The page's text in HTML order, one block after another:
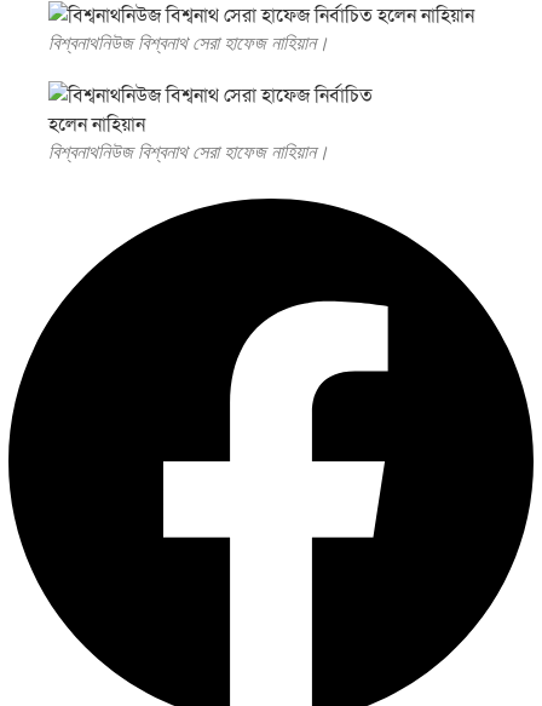
বিশ্বনাথনিউজ বিশ্বনাথ সেরা হাফেজ নাহিয়ান।
বিশ্বনাথনিউজ বিশ্বনাথ সেরা হাফেজ নাহিয়ান।